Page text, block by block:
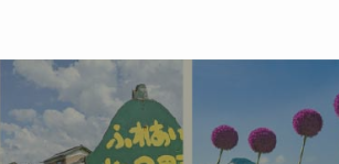
(86)